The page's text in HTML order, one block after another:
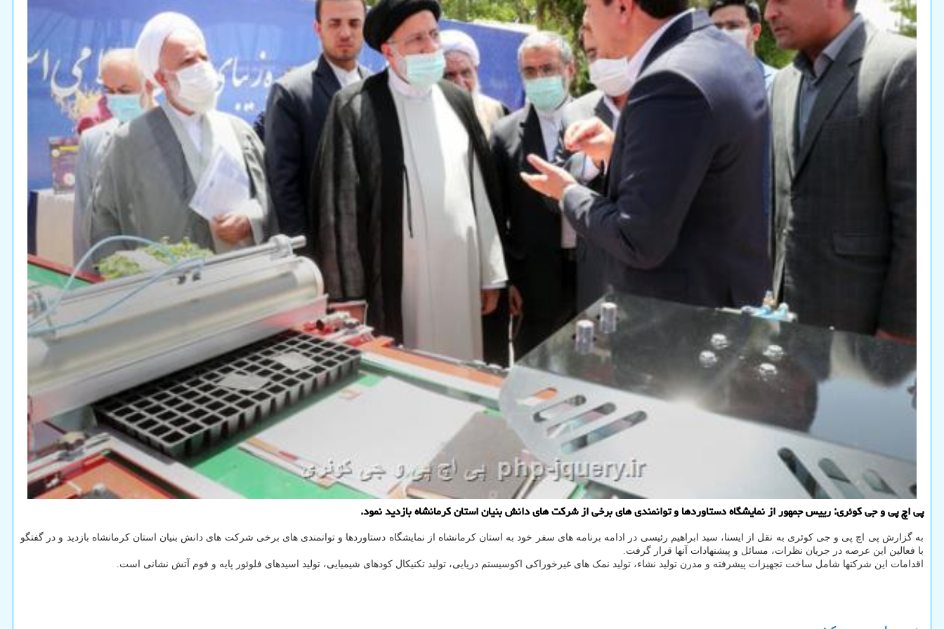
پی اچ پی و جی کوئری: رییس جمهور از نمایشگاه دستاوردها و توانمندی های برخی از شرکت های دانش بنیان استان کرمانشاه بازدید نمود.
به گزارش پی اچ پی و جی کوئری به نقل از ایسنا، سید ابراهیم رئیسی در ادامه برنامه های سفر خود به استان کرمانشاه از نمایشگاه دستاوردها و توانمندی های برخی شرکت های دانش بنیان استان کرمانشاه بازدید و در گفتگو
با فعالین این عرصه در جریان نظرات، مسائل و پیشنهادات آنها قرار گرفت.
اقدامات این شرکتها شامل ساخت تجهیزات پیشرفته و مدرن تولید نشاء، تولید نمک های غیرخوراکی اکوسیستم دریایی، تولید تکنیکال کودهای شیمیایی، تولید اسیدهای فلوئور پایه و فوم آتش نشانی است.